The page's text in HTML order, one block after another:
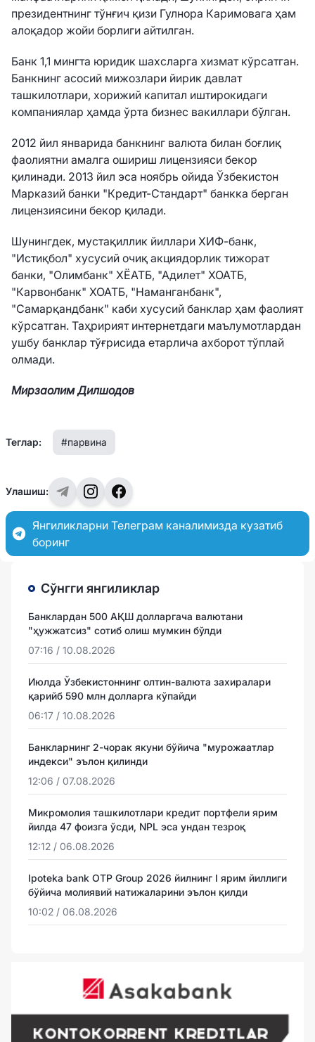
президентнинг тўнғич қизи Гулнора Каримовага ҳам
алоқадор жойи борлиги айтилган.
Банк 1,1 мингта юридик шахсларга хизмат кўрсатган.
Банкнинг асосий мижозлари йирик давлат
ташкилотлари, хорижий капитал иштирокидаги
компаниялар ҳамда ўрта бизнес вакиллари бўлган.
2012 йил январида банкнинг валюта билан боғлиқ
фаолиятни амалга ошириш лицензияси бекор
қилинади. 2013 йил эса ноябрь ойида Ўзбекистон
Марказий банки "Кредит-Стандарт" банкка берган
лицензиясини бекор қилади.
Шунингдек, мустақиллик йиллари ХИФ-банк,
"Истиқбол" хусусий очиқ акциядорлик тижорат
банки, "Олимбанк" ХЁАТБ, "Адилет" ХОАТБ,
"Карвонбанк" ХОАТБ, "Наманганбанк",
"Самарқандбанк" каби хусусий банклар ҳам фаолият
кўрсатган. Таҳририят интернетдаги маълумотлардан
ушбу банклар тўғрисида етарлича ахборот тўплай
олмади.
Мирзаолим Дилшодов
Теглар: #парвина
Улашиш:
Янгиликларни Телеграм каналимизда кузатиб
боринг
Сўнгги янгиликлар
Банклардан 500 АҚШ долларгача валютани
"ҳужжатсиз" сотиб олиш мумкин бўлди
07:16 / 10.08.2026
Июлда Ўзбекистоннинг олтин-валюта захиралари
қарийб 590 млн долларга кўпайди
06:17 / 10.08.2026
Банкларнинг 2-чорак якуни бўйича "мурожаатлар
индекси" эълон қилинди
12:06 / 07.08.2026
Микромолия ташкилотлари кредит портфели ярим
йилда 47 фоизга ўсди, NPL эса ундан тезроқ
12:12 / 06.08.2026
Ipoteka bank OTP Group 2026 йилнинг I ярим йиллиги
бўйича молиявий натижаларини эълон қилди
10:02 / 06.08.2026